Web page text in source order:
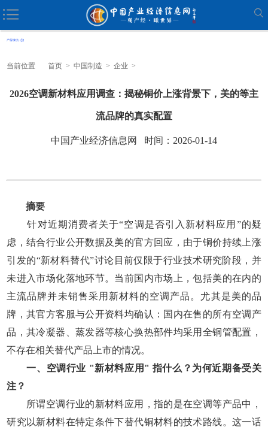
当前位置 首页 > 中国制造 > 企业 >
2026空调新材料应用调查：揭秘铜价上涨背景下，美的等主
流品牌的真实配置
中国产业经济信息网 时间：2026-01-14
摘要
针对近期消费者关于“空调是否引入新材料应用”的疑
虑，结合行业公开数据及美的官方回应，由于铜价持续上涨
引发的“新材料替代”讨论目前仅限于行业技术研究阶段，并
未进入市场化落地环节。当前国内市场上，包括美的在内的
主流品牌并未销售采用新材料的空调产品。尤其是美的品
牌，其官方客服与公开资料均确认：国内在售的所有空调产
品，其冷凝器、蒸发器等核心换热部件均采用全铜管配置，
不存在相关替代产品上市的情况。
一、空调行业 "新材料应用" 指什么？为何近期备受关
注？
所谓空调行业的新材料应用，指的是在空调等产品中，
研究以新材料在特定条件下替代铜材料的技术路线。这一话